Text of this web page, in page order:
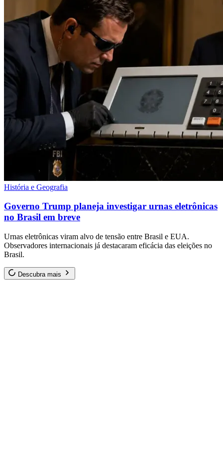
História e Geografia
Governo Trump planeja investigar urnas eletrônicas
no Brasil em breve
Urnas eletrônicas viram alvo de tensão entre Brasil e EUA.
Observadores internacionais já destacaram eficácia das eleições no
Brasil.
Descubra mais